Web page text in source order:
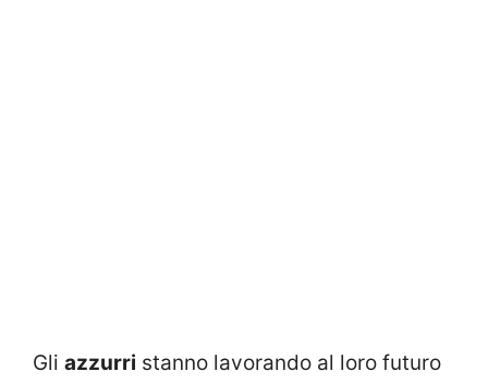
Gli azzurri stanno lavorando al loro futuro